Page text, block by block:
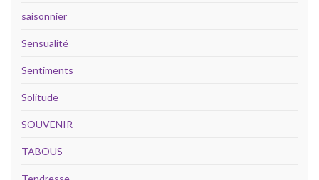
saisonnier
Sensualité
Sentiments
Solitude
SOUVENIR
TABOUS